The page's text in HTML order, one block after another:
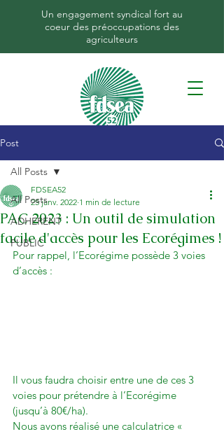
Un engagement syndical fort au
coeur des préoccupations des
agriculteurs
Post
All Posts
ADHERENT
PUBLIC
All Posts
PAC 2023 : Un outil de simulation
facile d'accès pour les Ecorégimes !
FDSEA52
25 janv. 2022 1 min de lecture
Pour rappel, l’Ecorégime possède 3 voies
d’accès :
Il vous faudra choisir entre une de ces 3
voies pour prétendre à l’Ecorégime
(jusqu’à 80€/ha).
Nous avons réalisé une calculatrice «